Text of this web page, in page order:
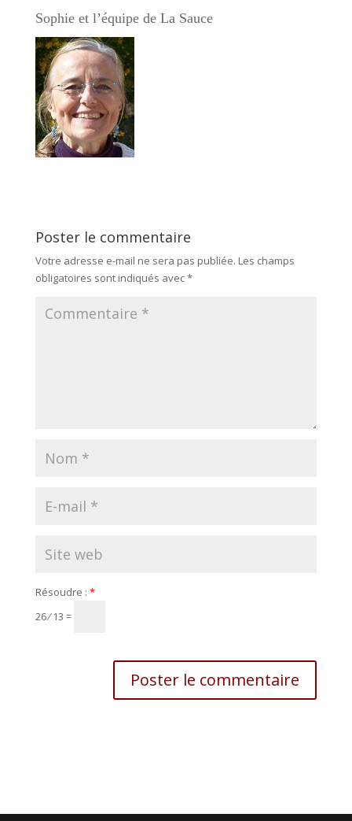
Sophie et l’équipe de La Sauce
Poster le commentaire
Votre adresse e-mail ne sera pas publiée. Les champs
obligatoires sont indiqués avec*
Résoudre : *
26 ⁄ 13 =